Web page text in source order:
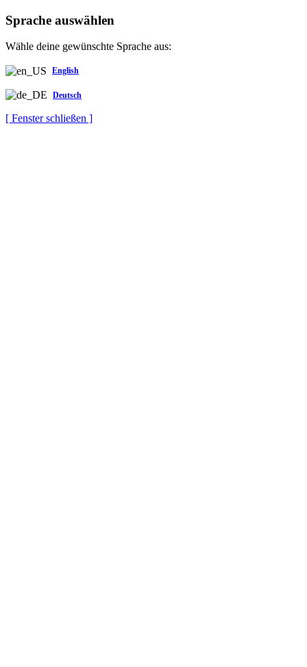
Sprache auswählen
Wähle deine gewünschte Sprache aus:
English
Deutsch
[ Fenster schließen ]